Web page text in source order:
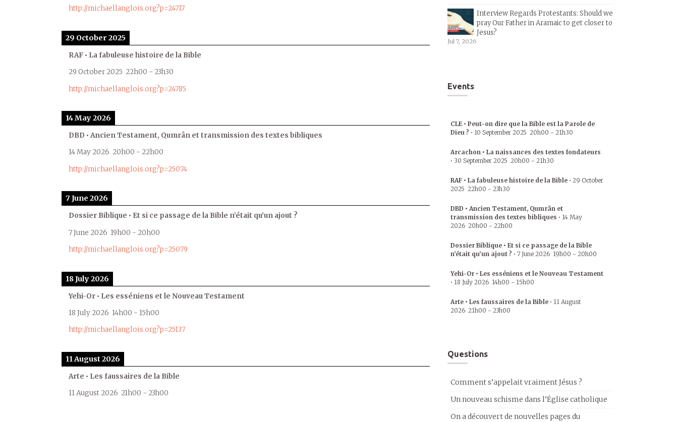
http://michaellanglois.org?p=24717
29 October 2025
RAF • La fabuleuse histoire de la Bible
29 October 2025 22h00 - 23h30
http://michaellanglois.org?p=24785
14 May 2026
DBD • Ancien Testament, Qumrân et transmission des textes bibliques
14 May 2026 20h00 - 22h00
http://michaellanglois.org?p=25074
7 June 2026
Dossier Biblique • Et si ce passage de la Bible n’était qu’un ajout ?
7 June 2026 19h00 - 20h00
http://michaellanglois.org?p=25079
18 July 2026
Yehi-Or • Les esséniens et le Nouveau Testament
18 July 2026 14h00 - 15h00
http://michaellanglois.org?p=25137
11 August 2026
Arte • Les faussaires de la Bible
11 August 2026 21h00 - 23h00
Interview Regards Protestants: Should we
pray Our Father in Aramaic to get closer to
Jesus?
Jul 7, 2026
Events
CLE • Peut-on dire que la Bible est la Parole de
Dieu ? • 10 September 2025 20h00 - 21h30
Arcachon • La naissances des textes fondateurs
• 30 September 2025 20h00 - 21h30
RAF • La fabuleuse histoire de la Bible • 29 October
2025 22h00 - 23h30
DBD • Ancien Testament, Qumrân et
transmission des textes bibliques • 14 May
2026 20h00 - 22h00
Dossier Biblique • Et si ce passage de la Bible
n’était qu’un ajout ? • 7 June 2026 19h00 - 20h00
Yehi-Or • Les esséniens et le Nouveau Testament
• 18 July 2026 14h00 - 15h00
Arte • Les faussaires de la Bible • 11 August
2026 21h00 - 23h00
Questions
Comment s’appelait vraiment Jésus ?
Un nouveau schisme dans l’Église catholique
On a découvert de nouvelles pages du